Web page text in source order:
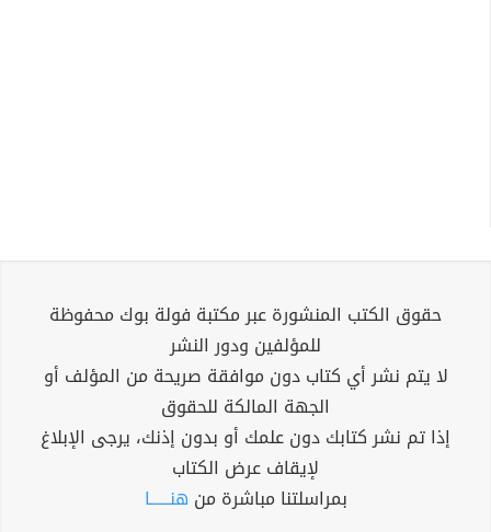
حقوق الكتب المنشورة عبر مكتبة فولة بوك محفوظة
للمؤلفين ودور النشر
لا يتم نشر أي كتاب دون موافقة صريحة من المؤلف أو
الجهة المالكة للحقوق
إذا تم نشر كتابك دون علمك أو بدون إذنك، يرجى الإبلاغ
لإيقاف عرض الكتاب
بمراسلتنا مباشرة من هنــــــا